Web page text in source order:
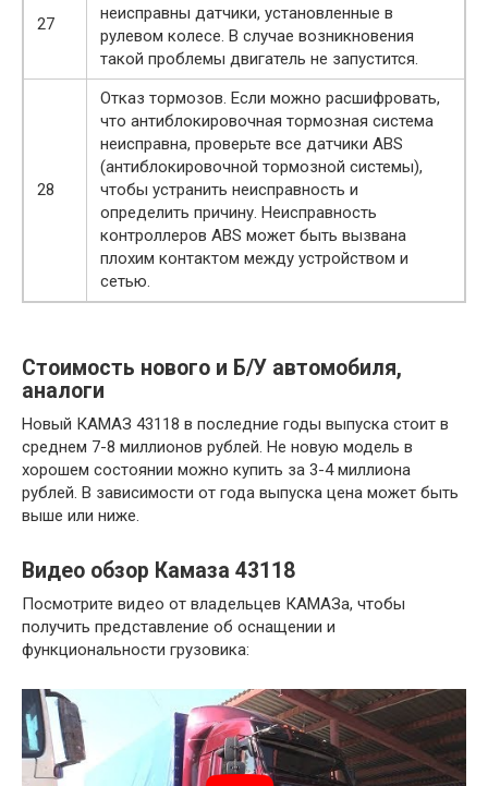
27
неисправны датчики, установленные в
рулевом колесе. В случае возникновения
такой проблемы двигатель не запустится.
28
Отказ тормозов. Если можно расшифровать,
что антиблокировочная тормозная система
неисправна, проверьте все датчики ABS
(антиблокировочной тормозной системы),
чтобы устранить неисправность и
определить причину. Неисправность
контроллеров ABS может быть вызвана
плохим контактом между устройством и
сетью.
Стоимость нового и Б/У автомобиля,
аналоги
Новый КАМАЗ 43118 в последние годы выпуска стоит в
среднем 7-8 миллионов рублей. Не новую модель в
хорошем состоянии можно купить за 3-4 миллиона
рублей. В зависимости от года выпуска цена может быть
выше или ниже.
Видео обзор Камаза 43118
Посмотрите видео от владельцев КАМАЗа, чтобы
получить представление об оснащении и
функциональности грузовика: